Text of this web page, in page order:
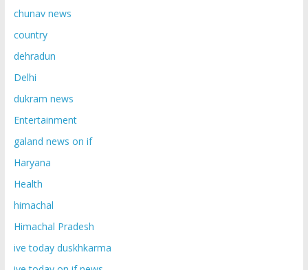
chunav news
country
dehradun
Delhi
dukram news
Entertainment
galand news on if
Haryana
Health
himachal
Himachal Pradesh
ive today duskhkarma